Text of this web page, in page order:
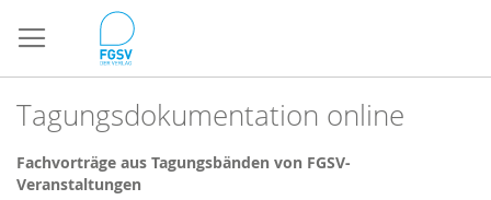
zum
Inhalt
Tagungsdokumentation online
Fachvorträge aus Tagungsbänden von FGSV-
Veranstaltungen